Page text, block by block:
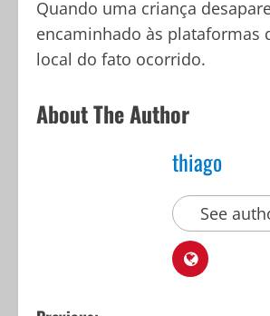
Quando uma criança
encaminhado às plataformas
local do fato ocorrido.
About The Author
thiago
See